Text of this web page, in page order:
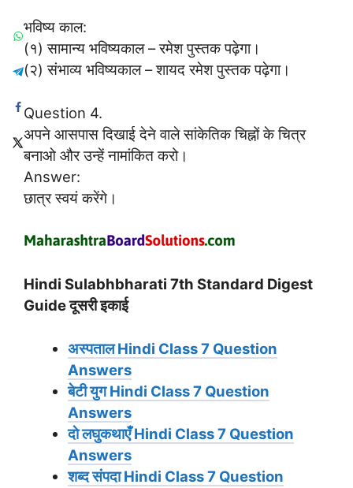
भविष्य काल:
(१) सामान्य भविष्यकाल – रमेश पुस्तक पढ़ेगा।
(२) संभाव्य भविष्यकाल – शायद रमेश पुस्तक पढ़ेगा।
Question 4.
अपने आसपास दिखाई देने वाले सांकेतिक चिह्नों के चित्र
बनाओ और उन्हें नामांकित करो।
Answer:
छात्र स्वयं करेंगे।
Hindi Sulabhbharati 7th Standard Digest
Guide दूसरी इकाई
अस्‍पताल Hindi Class 7 Question
Answers
बेटी युग Hindi Class 7 Question
Answers
दाे लघुकथाएँ Hindi Class 7 Question
Answers
शब्द संपदा Hindi Class 7 Question